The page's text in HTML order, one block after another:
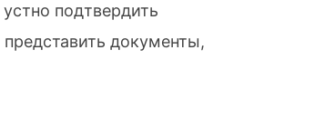
подтвердить
документы,